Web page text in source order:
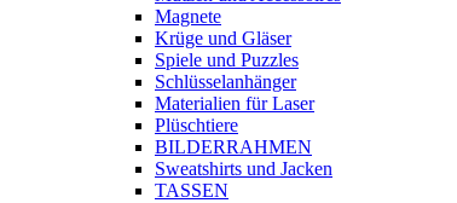
Magnete
Krüge und Gläser
Spiele und Puzzles
Schlüsselanhänger
Materialien für Laser
Plüschtiere
BILDERRAHMEN
Sweatshirts und Jacken
TASSEN